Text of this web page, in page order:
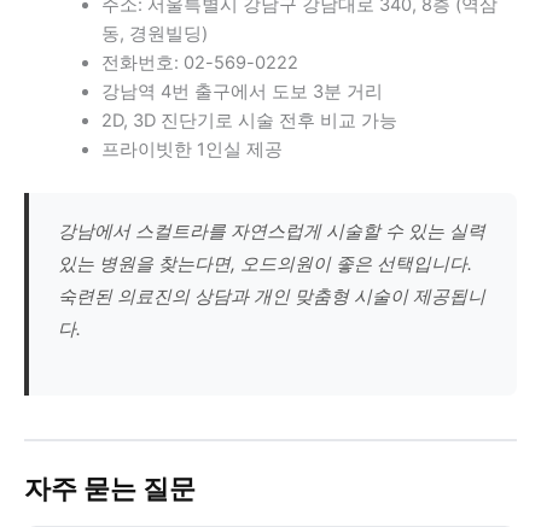
주소: 서울특별시 강남구 강남대로 340, 8층 (역삼
동, 경원빌딩)
전화번호: 02-569-0222
강남역 4번 출구에서 도보 3분 거리
2D, 3D 진단기로 시술 전후 비교 가능
프라이빗한 1인실 제공
강남에서 스컬트라를 자연스럽게 시술할 수 있는 실력
있는 병원을 찾는다면, 오드의원이 좋은 선택입니다.
숙련된 의료진의 상담과 개인 맞춤형 시술이 제공됩니
다.
자주 묻는 질문